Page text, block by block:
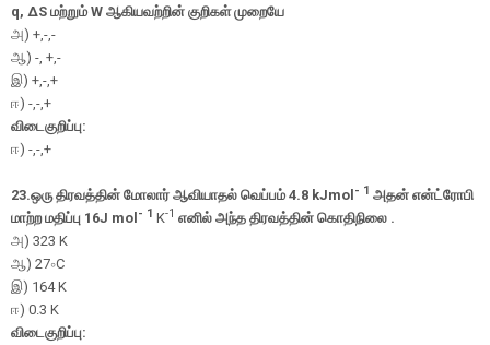
q, ΔS மற்றும் W ஆகியவற்றின் குறிகள் முறையே
அ) +,-,-
ஆ) -, +,-
இ) +,-,+
ஈ) -,-,+
விடைகுறிப்பு:
ஈ) -,-,+
23.ஒரு திரவத்தின் மோலார் ஆவியாதல் வெப்பம் 4.8 kJmol - 1 அதன் என்ட்ரோபி
மாற்ற மதிப்பு 16J mol - 1 K-1 எனில் அந்த திரவத்தின் கொதிநிலை .
அ) 323 K
ஆ) 27∘C
இ) 164 K
ஈ) 0.3 K
விடைகுறிப்பு: